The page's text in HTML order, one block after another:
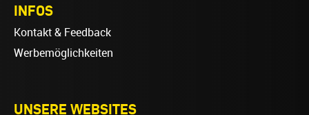
INFOS
Kontakt & Feedback
Werbemöglichkeiten
UNSERE WEBSITES